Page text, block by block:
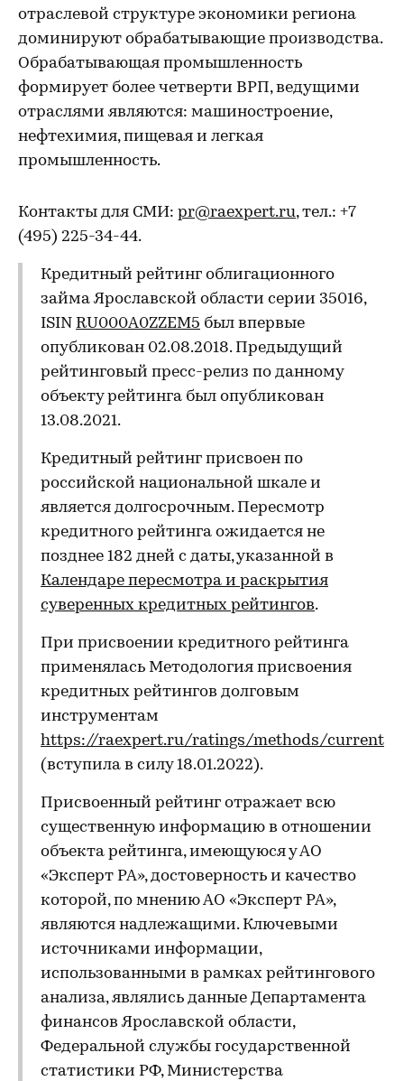
отраслевой структуре экономики региона
доминируют обрабатывающие производства.
Обрабатывающая промышленность
формирует более четверти ВРП, ведущими
отраслями являются: машиностроение,
нефтехимия, пищевая и легкая
промышленность.
Контакты для СМИ: pr@raexpert.ru, тел.: +7
(495) 225-34-44.
Кредитный рейтинг облигационного
займа Ярославской области серии 35016,
ISIN RU000A0ZZEM5 был впервые
опубликован 02.08.2018. Предыдущий
рейтинговый пресс-релиз по данному
объекту рейтинга был опубликован
13.08.2021.
Кредитный рейтинг присвоен по
российской национальной шкале и
является долгосрочным. Пересмотр
кредитного рейтинга ожидается не
позднее 182 дней с даты, указанной в
Календаре пересмотра и раскрытия
суверенных кредитных рейтингов.
При присвоении кредитного рейтинга
применялась Методология присвоения
кредитных рейтингов долговым
инструментам
https://raexpert.ru/ratings/methods/current
(вступила в силу 18.01.2022).
Присвоенный рейтинг отражает всю
существенную информацию в отношении
объекта рейтинга, имеющуюся у АО
«Эксперт РА», достоверность и качество
которой, по мнению АО «Эксперт РА»,
являются надлежащими. Ключевыми
источниками информации,
использованными в рамках рейтингового
анализа, являлись данные Департамента
финансов Ярославской области,
Федеральной службы государственной
статистики РФ, Министерства